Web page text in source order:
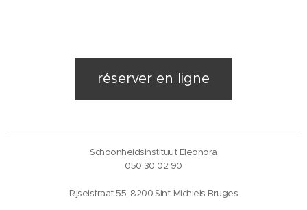
réserver en ligne
Schoonheidsinstituut Eleonora
050 30 02 90
Rijselstraat 55, 8200 Sint-Michiels Bruges